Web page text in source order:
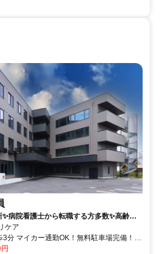
病院看護士から転職する方多数✨高齢者
ケア